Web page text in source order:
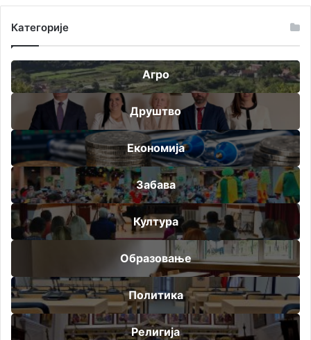
Категорије
Агро
Друштво
Економија
Забава
Култура
Образовање
Политика
Религија